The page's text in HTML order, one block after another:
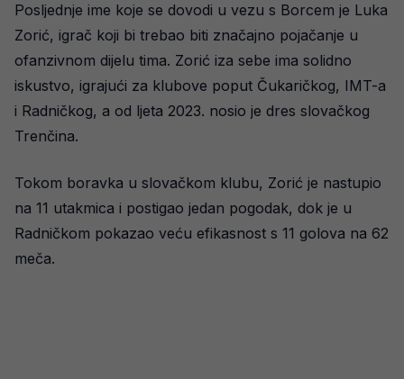
Posljednje ime koje se dovodi u vezu s Borcem je Luka
Zorić, igrač koji bi trebao biti značajno pojačanje u
ofanzivnom dijelu tima. Zorić iza sebe ima solidno
iskustvo, igrajući za klubove poput Čukaričkog, IMT-a
i Radničkog, a od ljeta 2023. nosio je dres slovačkog
Trenčina.
Tokom boravka u slovačkom klubu, Zorić je nastupio
na 11 utakmica i postigao jedan pogodak, dok je u
Radničkom pokazao veću efikasnost s 11 golova na 62
meča.